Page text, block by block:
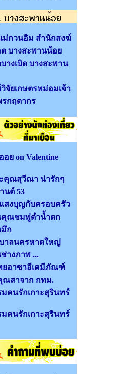
ม่กวนอิม สำนักสงฆ์
บางสะพานน้อย
างเบิด บางสะพาน
จัยเกษตรหม่อมเจ้า
กฤดากร
ย on Valentine
คุณสุวีณา น่ารักๆ
นต์ 53
สงบุญกับครอบครัว
คุณชมพู่ดำน้ำตก
ก
าลนครหาดใหญ่
างภาพ ...
ยอาซาอีเคมีภัณฑ์
สาจาก กทม.
คนรักเกาะสุรินทร์
คนรักเกาะสุรินทร์